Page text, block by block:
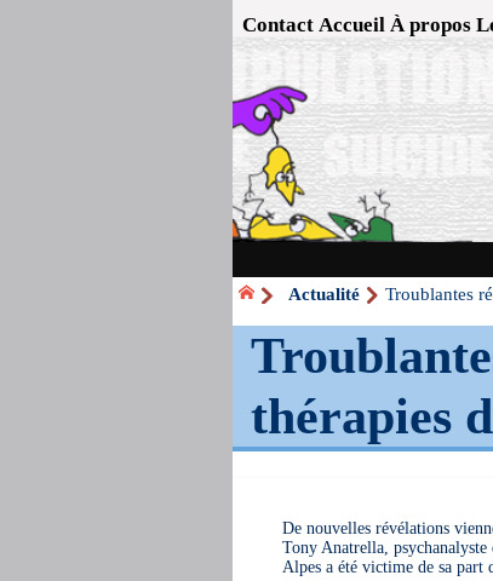
Contact Accueil À propos
Actualité Troublantes
thérapies
De nouvelles révélations
Tony Anatrella,
Alpes a été victime de sa part